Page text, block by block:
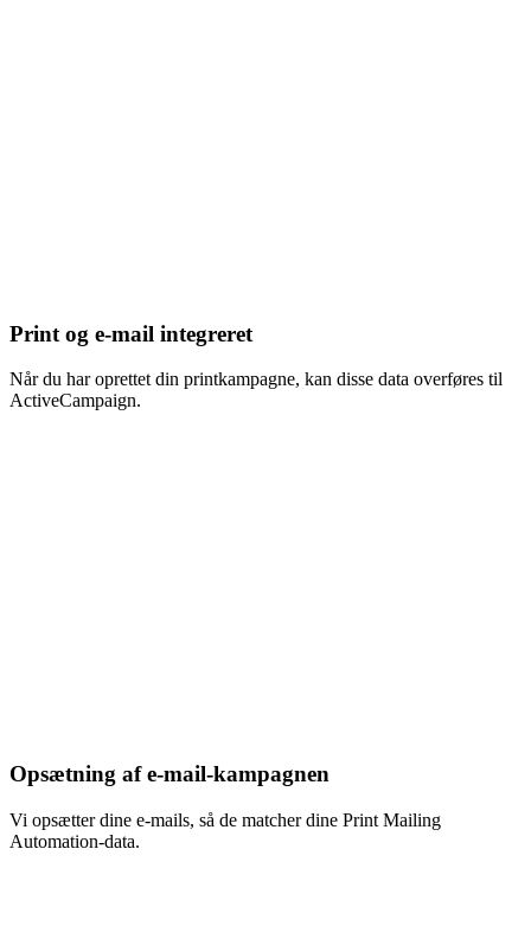
Print og e-mail integreret
Når du har oprettet din printkampagne, kan disse data overføres til
ActiveCampaign.
Opsætning af e-mail-kampagnen
Vi opsætter dine e-mails, så de matcher dine Print Mailing
Automation-data.